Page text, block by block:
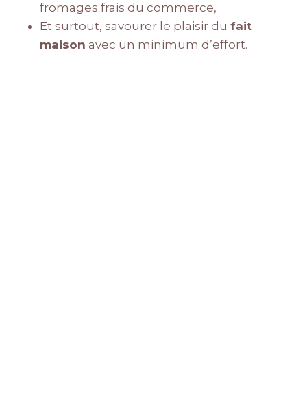
fromages frais du commerce,
Et surtout, savourer le plaisir du fait
maison avec un minimum d’effort.